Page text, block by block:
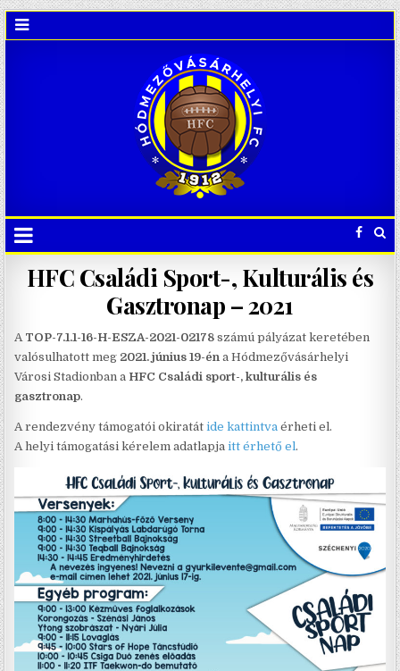
HFC Családi Sport-, Kulturális és
Gasztronap – 2021
A TOP-7.1.1-16-H-ESZA-2021-02178 számú pályázat keretében
valósulhatott meg 2021. június 19-én a Hódmezővásárhelyi
Városi Stadionban a HFC Családi sport-, kulturális és
gasztronap.
A rendezvény támogatói okiratátide kattintva érheti el.
A helyi támogatási kérelem adatlapjaitt érhető el.